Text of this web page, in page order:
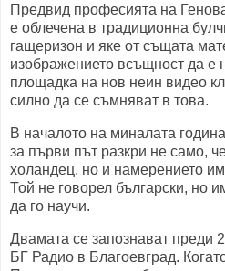
Предвид професията на
е облечена в традиционна
гащеризон и яке от същата
изображението всъщност да е
площадка на нов неин видео
силно да се съмняват в това.
В началото на миналата
за първи път разкри не само,
холандец, но и намерението
Той не говорел български, но
да го научи.
Двамата се запознават преди
БГ Радио в Благоевград.